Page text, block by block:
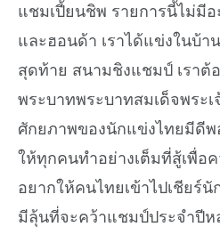
แชมเปี้ยนชิพ รายการนี้ไม่มี
และฮอนด้า เราได้แข่งในบ้า
สุดท้าย สนามชิงแชมป์ เราต้
พระบาทพระบาทสมเด็จพระ
ศักยภาพของนักแข่งไทยมีดี
ให้ทุกคนทำอย่างเต็มที่สู้เพื่อ
อยากให้คนไทยเข้าไปเชียร์นั
มีลุ้นที่จะคว้าแชมป์ประจำปี